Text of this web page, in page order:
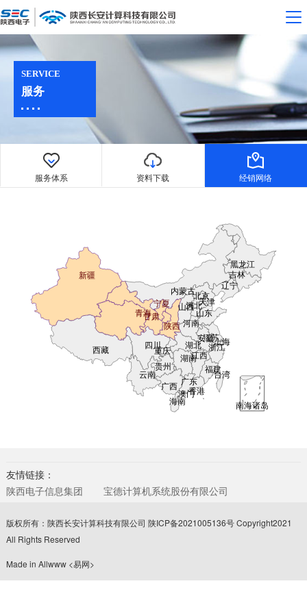
SERVICE
服务
服务体系 资料下载 经销网络
友情链接：
陕西电子信息集团
宝德计算机系统股份有限公司
版权所有：陕西长安计算科技有限公司 陕ICP备2021005136号Copyright2021
All Rights Reserved
Made in Allwww <易网>